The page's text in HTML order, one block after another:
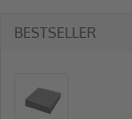
BESTSELLER